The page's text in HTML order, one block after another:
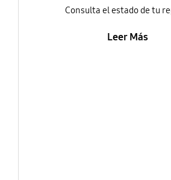
Consulta el estado de tu
Leer Más